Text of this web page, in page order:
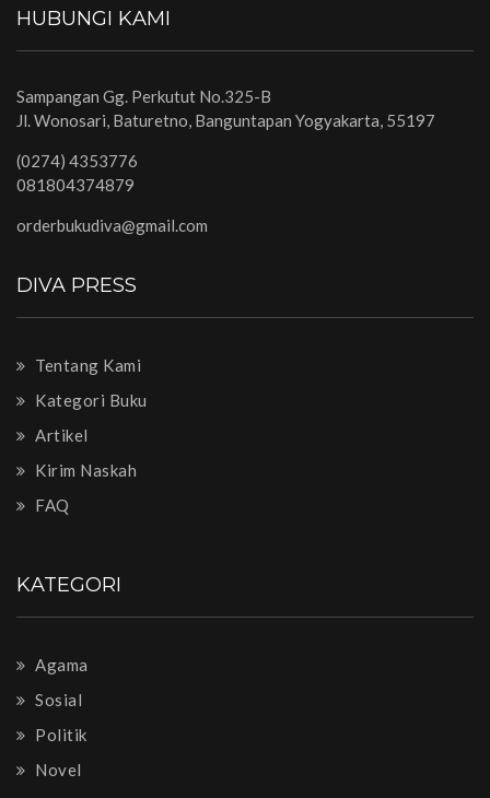
HUBUNGI KAMI
Sampangan Gg. Perkutut No.325-B
Jl. Wonosari, Baturetno, Banguntapan Yogyakarta, 55197
(0274) 4353776
081804374879
orderbukudiva@gmail.com
DIVA PRESS
Tentang Kami
Kategori Buku
Artikel
Kirim Naskah
FAQ
KATEGORI
Agama
Sosial
Politik
Novel